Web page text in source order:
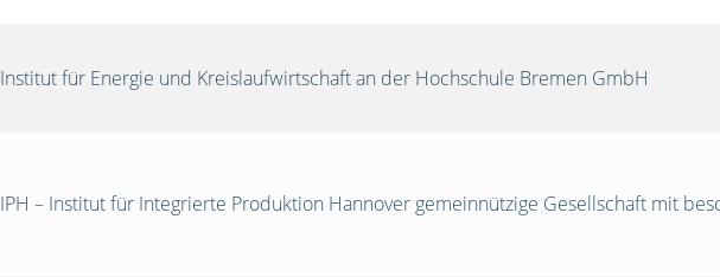
Institut für Energie und Kreislaufwirtschaft an der Hochschule Bremen GmbH
IPH – Institut für Integrierte Produktion Hannover gemeinnützige Gesellschaft mit